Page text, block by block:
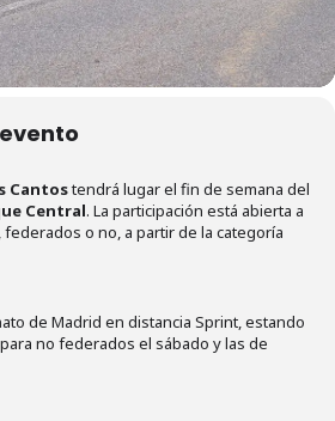
Cantostendrá lugar el fin de semana del
Central. La participación está abierta a
o no, a partir de la categoría
de Madrid en distancia Sprint, estando
no federados el sábado y las de